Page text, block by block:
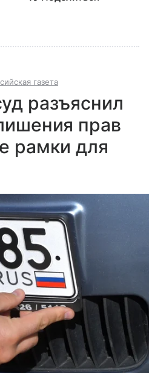
газета
разъяснил
прав
рамки для